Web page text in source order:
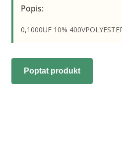
Popis:
0,1000UF 10%
Poptat produkt